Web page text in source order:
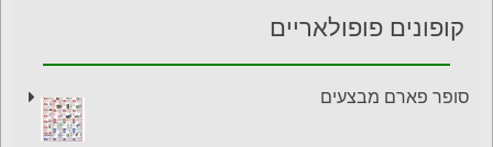
קופונים פופולאריים
סופר פארם מבצעים